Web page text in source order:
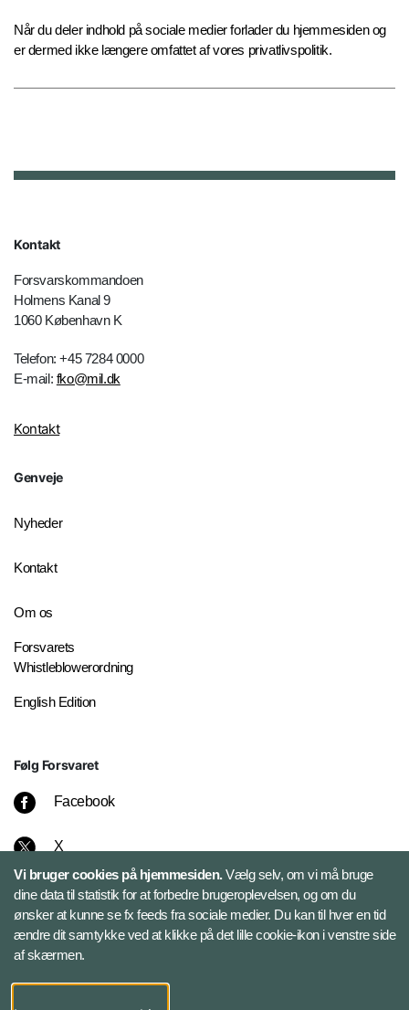
Når du deler indhold på sociale medier forlader du hjemmesiden og
er dermed ikke længere omfattet af vores privatlivspolitik.
Kontakt
Forsvarskommandoen
Holmens Kanal 9
1060 København K
Telefon: +45 7284 0000
E-mail: fko@mil.dk
Kontakt
Genveje
Nyheder
Kontakt
Om os
Forsvarets
Whistleblowerordning
English Edition
Følg Forsvaret
Facebook
X
Instagram
Bluesky
LinkedIn
Vi bruger cookies på hjemmesiden.Vælg selv, om vi må bruge
dine data til statistik for at forbedre brugeroplevelsen, og om du
ønsker at kunne se fx feeds fra sociale medier. Du kan til hver en tid
ændre dit samtykke ved at klikke på det lille cookie-ikon i venstre side
af skærmen.